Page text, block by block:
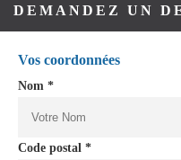
DEMANDEZ UN
Vos coordonnées
Nom *
Code postal *